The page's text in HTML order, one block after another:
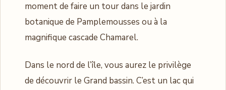
moment de faire un tour dans le jardin
botanique de Pamplemousses ou à la
magnifique cascade Chamarel.
Dans le nord de l’île, vous aurez le privilège
de découvrir le Grand bassin. C’est un lac qui